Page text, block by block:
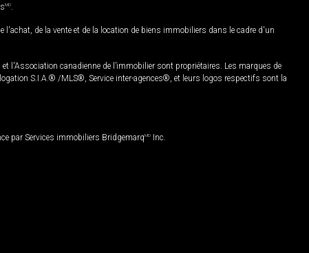
MD
de la vente et de la location de biens immobiliers dans le cadre d'un
l'Association canadienne de l’immobilier sont propriétaires. Les marques de
S.I.A.® /MLS®, Service inter-agences®, et leurs logos respectifs sont la
par Services immobiliers BridgemarqMD Inc.